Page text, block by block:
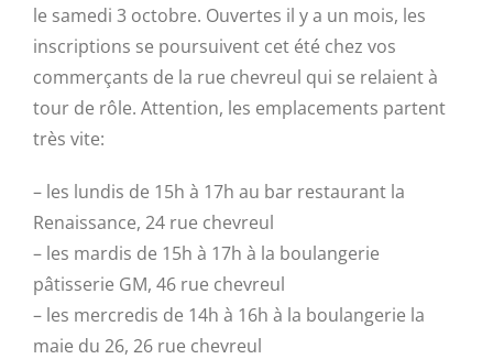
le samedi 3 octobre. Ouvertes il y a un mois, les
inscriptions se poursuivent cet été chez vos
commerçants de la rue chevreul qui se relaient à
tour de rôle. Attention, les emplacements partent
très vite:
– les lundis de 15h à 17h au bar restaurant la
Renaissance, 24 rue chevreul
– les mardis de 15h à 17h à la boulangerie
pâtisserie GM, 46 rue chevreul
– les mercredis de 14h à 16h à la boulangerie la
maie du 26, 26 rue chevreul